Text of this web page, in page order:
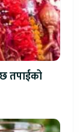
तपाईको